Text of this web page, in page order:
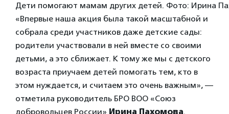
Дети помогают мамам других детей. Фото: Ирина
«Впервые наша акция была такой масштабной и
собрала среди участников даже детские сады:
родители участвовали в ней вместе со своими
детьми, а это сближает. К тому же мы с детского
возраста приучаем детей помогать тем, кто в
этом нуждается, и считаем это очень важным», —
отметила руководитель БРО ВОО «Союз
добровольцев России» Ирина Пахомова.